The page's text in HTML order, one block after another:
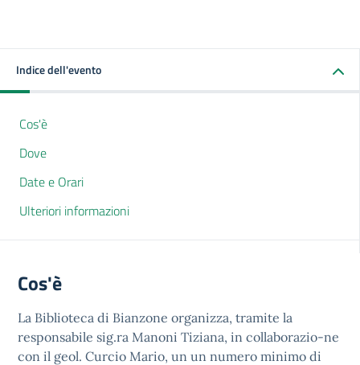
Indice dell'evento
Cos'è
Dove
Date e Orari
Ulteriori informazioni
Cos'è
La Biblioteca di Bianzone organizza, tramite la
responsabile sig.ra Manoni Tiziana, in collaborazio-ne
con il geol. Curcio Mario, un un numero minimo di